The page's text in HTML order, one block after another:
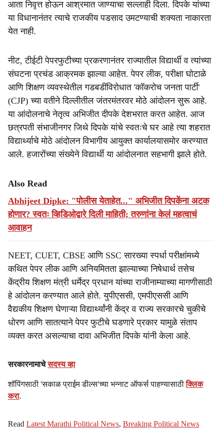
आता निवृत्त होऊन आश्रमात जाण्याचा सल्लाही दिला. दिपके यांच्या
या विधानानंतर त्याचे राजकीय पडसाद उमटण्याची शक्यता नाकारता
येत नाही.
नीट, टीईटी पेपरफुटीच्या प्रकरणानंतर राज्यातील विद्यार्थी व त्यांच्या
संघटना प्रचंड आक्रमक झाल्या आहेत. पेपर लीक, परीक्षा घोटाळे
आणि शिक्षण व्यवस्थेतील गडबडींविरोधात 'कॉकरोच जनता पार्टी'
(CJP) च्या वतीने दिल्लीतील जंतरमंतरवर मोठे आंदोलन सुरू आहे.
या आंदोलनाचे नेतृत्व अभिजीत दीपके देशभरात करत आहेत. आज
छत्रपती संभाजीनगर जिथे दिपके यांचे स्वतःचे घर आहे त्या शहरात
विद्यार्थ्याचे मोठे आंदोलन विभागीय आयुक्त कार्यालयासमोर करण्यात
आले. हजारोंच्या संख्येने विद्यार्थी या आंदोलनात सहभागी झाले होते.
Also Read
Abhijeet Dipke: "पोलीस येताहेत..." अभिजीत दिपकेंना अटक
होणार? स्वतः व्हिडिओद्वारे दिली माहिती; तरुणांना केलं महत्वाचं
आवाहन
NEET, CUET, CBSE आणि SSC सारख्या स्पर्धा परीक्षांमध्ये
कथित पेपर लीक आणि अनियमितता झाल्याच्या निषेधार्थ तसेच
केंद्रीय शिक्षण मंत्री धर्मेद्र प्रधान यांच्या राजीनाम्याच्या मागणीसाठी
हे आंदोलन करण्यात आले होते. युपीएससी, एमपीएससी आणि
वैद्यकीय शिक्षण घेणाऱ्या विद्यार्थ्यांनी केंद्र व राज्य सरकारचे चुकीचे
धोरण आणि सातत्याने पेपर फुटीचे घडणारे प्रकार यामुळे संताप
व्यक्त करत असल्याचा दावा अभिजीत दिपके यांनी केला आहे.
सरकारनामाचेसदस्य व्हा
शॉपिंगसाठी 'सकाळ प्राईम डील्स'च्या भन्नाट ऑफर्स पाहण्यासाठीक्लिक
करा.
Read Latest Marathi Political News, Breaking Political News